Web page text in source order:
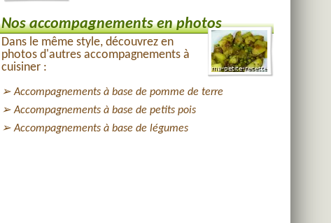
Nos accompagnements en photos
Dans le même style, découvrez en
photos d'autres accompagnements à
cuisiner :
Accompagnements à base de pomme de terre
Accompagnements à base de petits pois
Accompagnements à base de légumes